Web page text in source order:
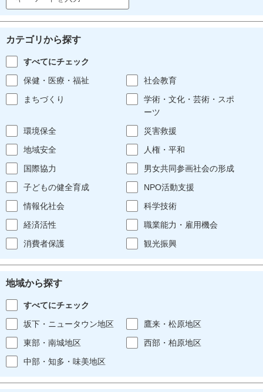
カテゴリから探す
すべてにチェック
保健・医療・福祉
社会教育
まちづくり
学術・文化・芸術・スポ
ーツ
環境保全
災害救援
地域安全
人権・平和
国際協力
男女共同参画社会の形成
子どもの健全育成
NPO活動支援
情報化社会
科学技術
経済活性
職業能力・雇用機会
消費者保護
観光振興
地域から探す
すべてにチェック
坂下・ニュータウン地区
鷹来・松原地区
東部・南城地区
西部・柏原地区
中部・知多・味美地区